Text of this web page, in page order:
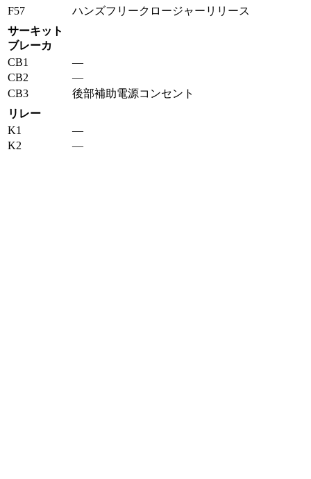
F57
ハンズフリークロージャーリリース
サーキット
ブレーカ
CB1
—
CB2
—
CB3
後部補助電源コンセント
リレー
K1
—
K2
—